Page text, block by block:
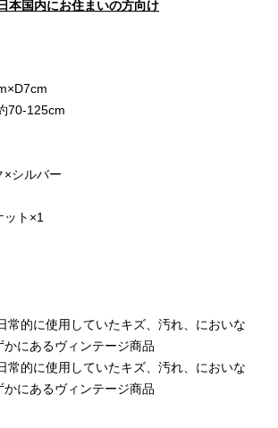
日本国内にお住まいの方向け
70-125cm
×シルバー
ト×1
常的に使用していたキズ、汚れ、においな
かにあるヴィンテージ商品
常的に使用していたキズ、汚れ、においな
かにあるヴィンテージ商品